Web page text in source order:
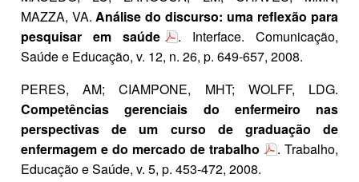
MAZZA, VA. Análise do discurso: uma reflexão para
pesquisar em saúde
. Interface. Comunicação,
Saúde e Educação, v. 12, n. 26, p. 649-657, 2008.
PERES, AM; CIAMPONE, MHT; WOLFF, LDG.
Competências gerenciais do enfermeiro nas
perspectivas de um curso de graduação de
enfermagem e do mercado de trabalho
. Trabalho,
Educação e Saúde, v. 5, p. 453-472, 2008.